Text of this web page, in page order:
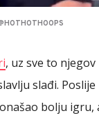
, uz sve to
slađi. Poslije
bolju igru,